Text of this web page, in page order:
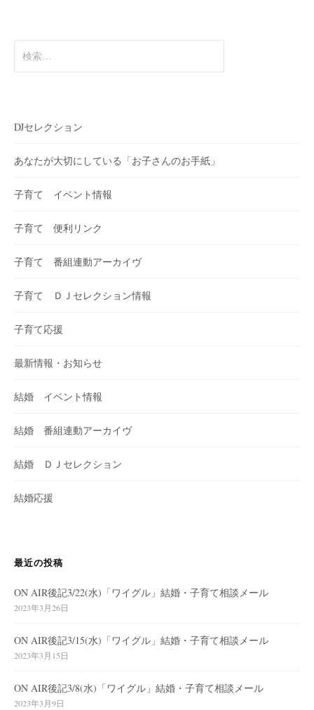
索:
DJセレクション
あなたが大切にしている「お子さんのお手紙」
子育て イベント情報
子育て 便利リンク
子育て 番組連動アーカイヴ
子育て ＤＪセレクション情報
子育て応援
最新情報・お知らせ
結婚 イベント情報
結婚 番組連動アーカイヴ
結婚 ＤＪセレクション
結婚応援
最近の投稿
ON AIR後記3/22(水)「ワイグル」結婚・子育て相談メール
2023年3月26日
ON AIR後記3/15(水)「ワイグル」結婚・子育て相談メール
2023年3月15日
ON AIR後記3/8(水)「ワイグル」結婚・子育て相談メール
2023年3月9日